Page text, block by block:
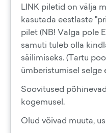
LINK piletid on välja
kasutada eestlaste
pilet (NB! Valga pole
samuti tuleb olla
säilimiseks. (Tartu
ümberistumisel selge
Soovitused
kogemusel.
Olud võivad muuta,